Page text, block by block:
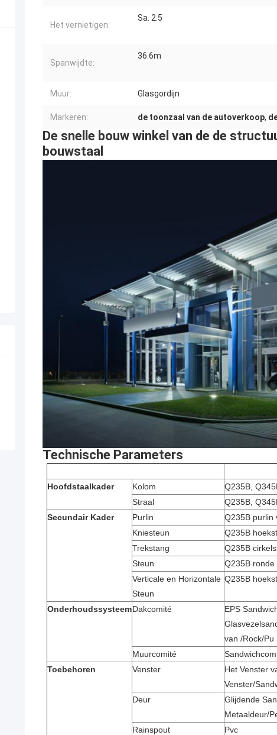
Het vernietigen:
Sa. 2.5
Spanwijdte:
36.6m
Muur: Glasgordijn
Markeren: de toonzaal van de autoverkoop,
De snelle bouw winkel van de de
bouwstaal
Technische Parameters
Hoofdstaalkader Kolom
Q235B,
Straal
Q235B,
Secundair Kader
Purlin
Q235B purlin
Kniesteun
Q235B
Trekstang
Q235B
Steun
Q235B ronde
Verticale en Horizontale
Steun
Q235B
OnderhoudssysteemDakcomité EPS
van /Rock/Pu
Muurcomité
Toebehoren
Venster
Het Venster
Venster/
Deur
Glijdende
Metaaldeur/
Rainspout
Pvc